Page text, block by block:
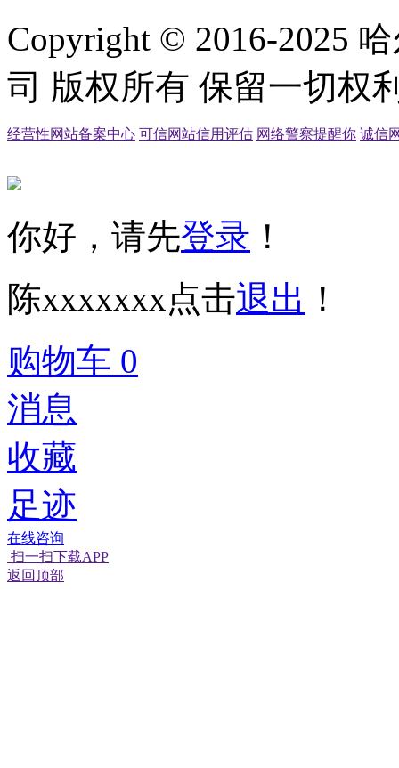
Copyright © 2016-2025
司 版权所有 保留一切权
经营性网站备案中心 可信网站信用评估 网络警察提醒你 诚信
你好，请先登录 ！
陈xxxxxxx点击退出 ！
购物车 0
消息
收藏
足迹
在线咨询
扫一扫下载APP
返回顶部